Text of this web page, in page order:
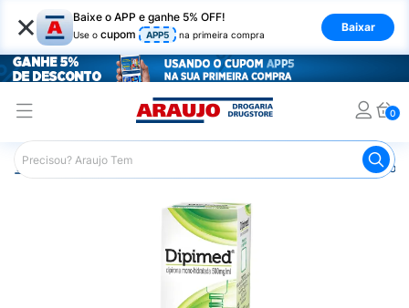
× Baixe o APP e ganhe 5% OFF!
Use o cupom APP5 na primeira compra
Baixar
0
Araujo Medicamentos Remédio